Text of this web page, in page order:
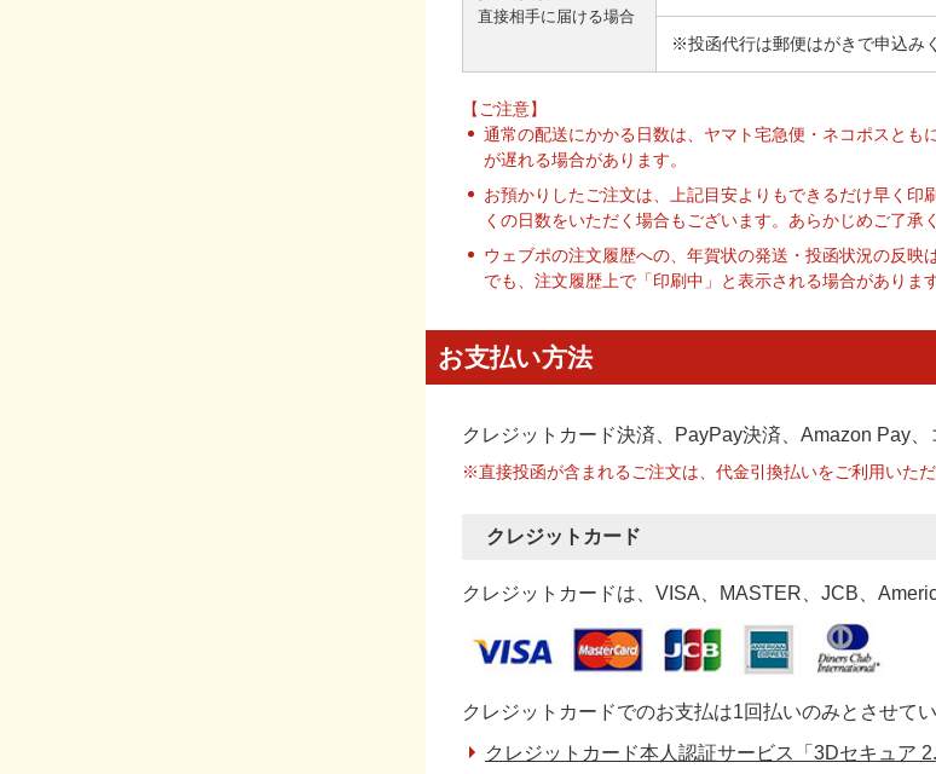
直接相手に届ける場合
※投函代行は郵便はがきで申込み
【ご注意】
通常の配送にかかる日数は、ヤマト宅急便・ネコポスと
が遅れる場合があります。
お預かりしたご注文は、上記目安よりもできるだけ早く
くの日数をいただく場合もございます。あらかじめご了承
ウェブポの注文履歴への、年賀状の発送・投函状況の反
でも、注文履歴上で「印刷中」と表示される場合がありま
お支払い方法
クレジットカード決済、PayPay決済 、Amazon Pay
※直接投函が含まれるご注文は、代金引換払いをご利用いただ
クレジットカード
クレジットカードは、VISA、MASTER、JCB、
クレジットカードでのお支払は1回払いのみとさせてい
クレジットカード本人認証サービス「3Dセキュア